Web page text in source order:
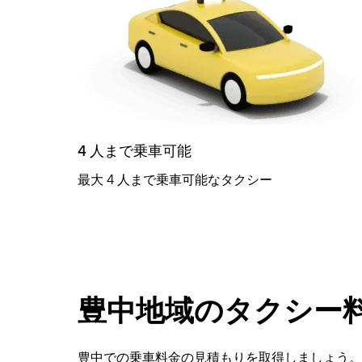
4 人まで乗車可能
最大 4 人まで乗車可能なタクシー
豊中地域のタクシー
豊中での乗車料金の見積もりを取得しましょう。